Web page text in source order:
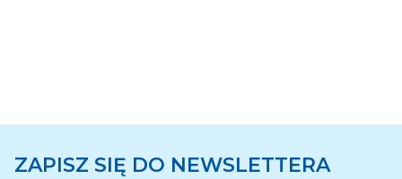
ZAPISZ SIĘ DO NEWSLETTERA